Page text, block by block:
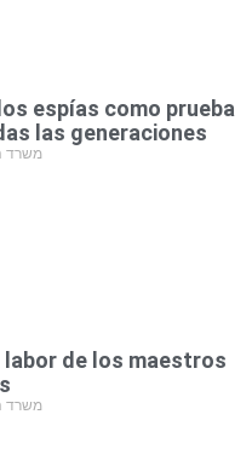
espías como prueba
las generaciones
משרד
labor de los maestros
משרד